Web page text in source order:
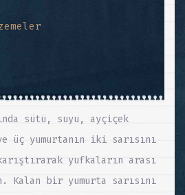
sütü, suyu, ayçiçek
üç yumurtanın iki sarısını
yufkaların arası
Kalan bir yumurta sarısını